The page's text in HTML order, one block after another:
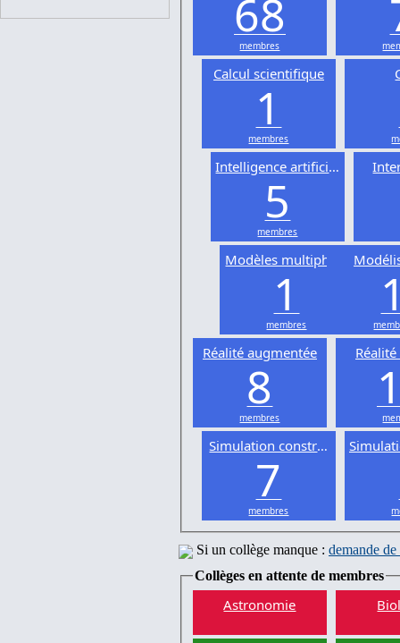
68
membres
Calcul scientifique
1
membres
Intelligence artificielle
5
membres
Modèles multiphysiques
1
membres
Réalité augmentée
8
membres
Simulation constructive
7
membres
Si un collège manque : demande
Collèges en attente de membres
Astronomie